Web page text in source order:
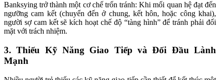
Banksying trở thành một cơ chế trốn tránh: Khi mối quan hệ đạt đến
ngưỡng cam kết (chuyển đến ở chung, kết hôn, hoặc công khai),
người sợ cam kết sẽ kích hoạt chế độ “tàng hình” để tránh phải đối
mặt với trách nhiệm.
3. Thiếu Kỹ Năng Giao Tiếp và Đối Đầu Lành
Mạnh